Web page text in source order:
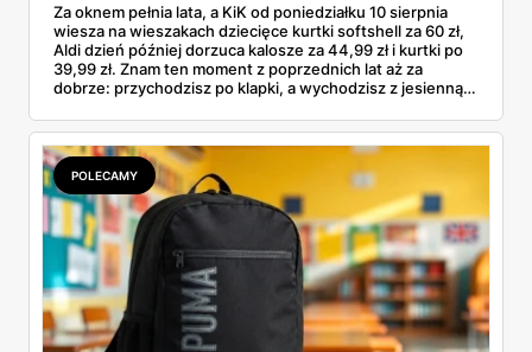
Za oknem pełnia lata, a KiK od poniedziałku 10 sierpnia
wiesza na wieszakach dziecięce kurtki softshell za 60 zł,
Aldi dzień później dorzuca kalosze za 44,99 zł i kurtki po
39,99 zł. Znam ten moment z poprzednich lat aż za
dobrze: przychodzisz po klapki, a wychodzisz z jesienną
pojawi się w gazetkach w przyszłym tygodniu i czy jest
sens kupować jesień, zanim skończą się wakacje.
POLECAMY